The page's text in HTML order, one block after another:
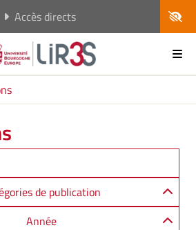
Accès directs
de publication
Année